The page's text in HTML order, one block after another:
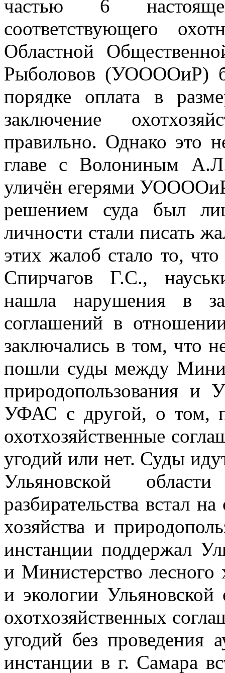
частью 6
соответствующего
Областной
Рыболовов (УООООиР)
порядке оплата в
заключение
правильно. Однако это
главе с Волониным
уличён егерями УООООиР
решением суда был
личности стали писать
этих жалоб стало то,
Спирчагов Г.С.,
нашла нарушения в
соглашений в
заключалисьв том, что
пошли суды между
природопользования
УФАС с другой, о том,
охотхозяйственные
угодий или нет. Суды
Ульяновской
разбирательства встал
хозяйства и
инстанции поддержал
и Министерство лесного
и экологии Ульяновской
охотхозяйственных
угодий без проведения
инстанции в г. Самара